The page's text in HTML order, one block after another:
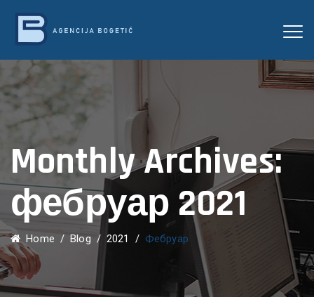
Monthly Archives:
фебруар 2021
Home /Blog/2021 /Фебруар